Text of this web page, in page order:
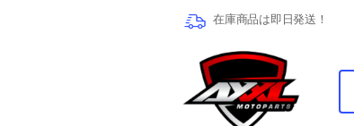
在庫商品は即日発送！